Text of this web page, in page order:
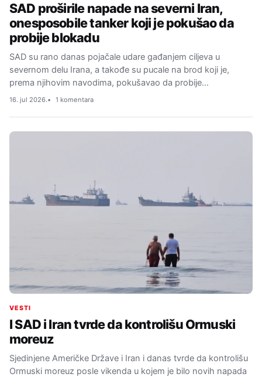
SAD proširile napade na severni Iran,
onesposobile tanker koji je pokušao da
probije blokadu
SAD su rano danas pojačale udare gađanjem ciljeva u
severnom delu Irana, a takođe su pucale na brod koji je,
prema njihovim navodima, pokušavao da probije…
16. jul 2026. 1 komentara
VESTI
I SAD i Iran tvrde da kontrolišu Ormuski
moreuz
Sjedinjene Američke Države i Iran i danas tvrde da kontrolišu
Ormuski moreuz posle vikenda u kojem je bilo novih napada